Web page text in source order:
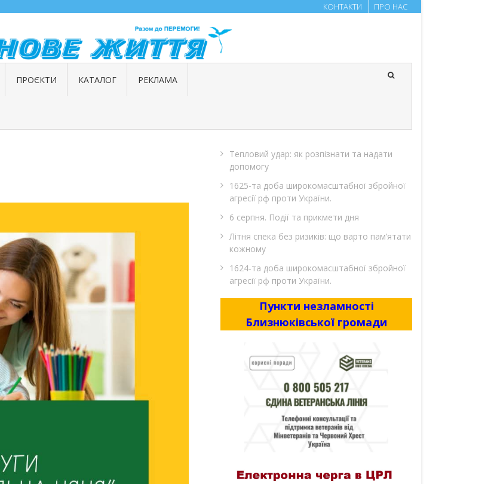
КОНТАКТИ ПРО НАС
ПРОЄКТИ КАТАЛОГ РЕКЛАМА
Тепловий удар: як розпізнати та надати
допомогу
1625-та доба широкомасштабної збройної
агресії рф проти України.
6 серпня. Події та прикмети дня
Літня спека без ризиків: що варто пам’ятати
кожному
1624-та доба широкомасштабної збройної
агресії рф проти України.
Пункти незламності
Близнюківської громади